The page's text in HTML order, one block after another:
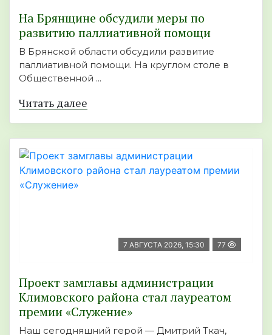
На Брянщине обсудили меры по
развитию паллиативной помощи
В Брянской области обсудили развитие
паллиативной помощи. На круглом столе в
Общественной ...
Читать далее
7 АВГУСТА 2026, 15:30 77
Проект замглавы администрации
Климовского района стал лауреатом
премии «Служение»
Наш сегодняшний герой — Дмитрий Ткач,